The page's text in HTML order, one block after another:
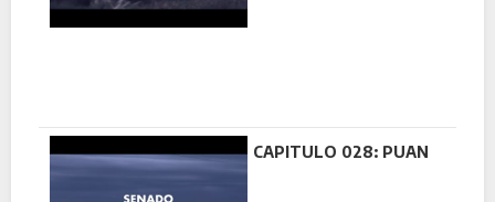
CAPITULO 028: PUAN